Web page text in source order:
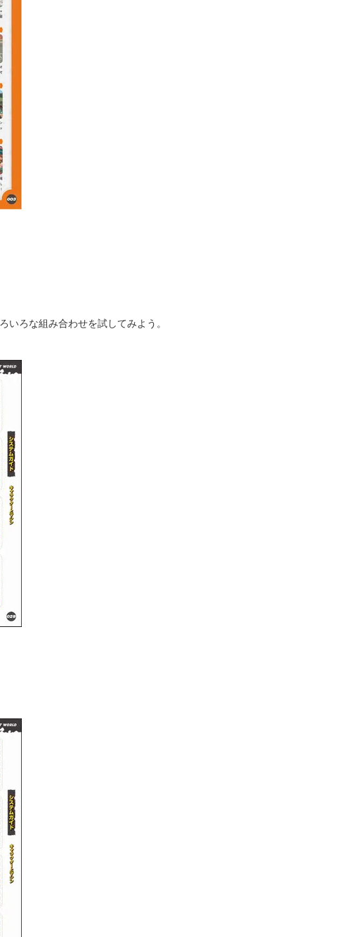
ろな組み合わせを試してみよう。